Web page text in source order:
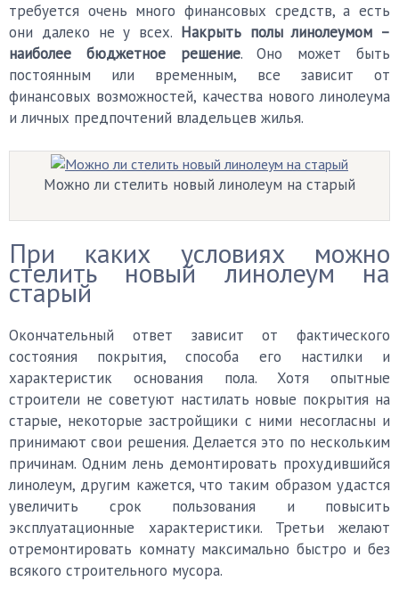
требуется очень много финансовых средств, а есть
они далеко не у всех. Накрыть полы линолеумом –
наиболее бюджетное решение. Оно может быть
постоянным или временным, все зависит от
финансовых возможностей, качества нового линолеума
и личных предпочтений владельцев жилья.
Можно ли стелить новый линолеум на старый
При каких условиях можно
стелить новый линолеум на
старый
Окончательный ответ зависит от фактического
состояния покрытия, способа его настилки и
характеристик основания пола. Хотя опытные
строители не советуют настилать новые покрытия на
старые, некоторые застройщики с ними несогласны и
принимают свои решения. Делается это по нескольким
причинам. Одним лень демонтировать прохудившийся
линолеум, другим кажется, что таким образом удастся
увеличить срок пользования и повысить
эксплуатационные характеристики. Третьи желают
отремонтировать комнату максимально быстро и без
всякого строительного мусора.